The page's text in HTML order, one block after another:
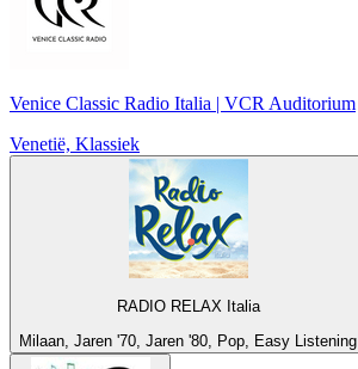
Venice Classic Radio Italia | VCR Auditorium
Venetië, Klassiek
RADIO RELAX Italia
Milaan, Jaren '70, Jaren '80, Pop, Easy Listening